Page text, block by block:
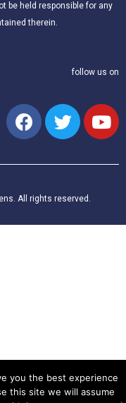
be held responsible for any
therein.
follow us on
All rights reserved.
you the best experience
this site we will assume